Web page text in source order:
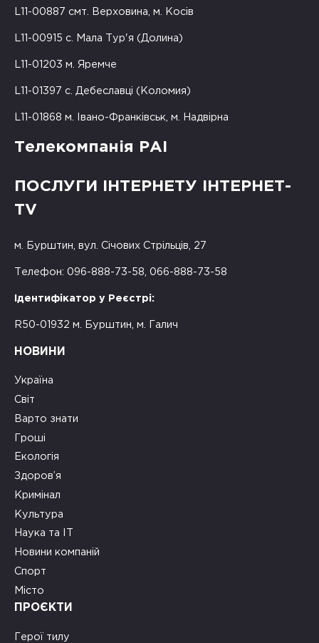
L11-00887 смт. Верховина, м. Косів
L11-00915 с. Мала Тур'я (Долина)
L11-01203 м. Яремче
L11-01397 с. Дебеславці (Коломия)
L11-01868 м. Івано-Франківськ, м. Надвірна
Телекомпанія РАІ
ПОСЛУГИ ІНТЕРНЕТУ ІНТЕРНЕТ-
TV
м. Бурштин, вул. Січових Стрільців, 27
Телефон: 096-888-73-58, 066-888-73-58
Ідентифікатор у Реєстрі:
R50-01932 м. Бурштин, м. Галич
НОВИНИ
Україна
Світ
Варто знати
Гроші
Екологія
Здоров’я
Кримінал
Культура
Наука та ІТ
Новини компаній
Спорт
Місто
ПРОЄКТИ
Герої тилу